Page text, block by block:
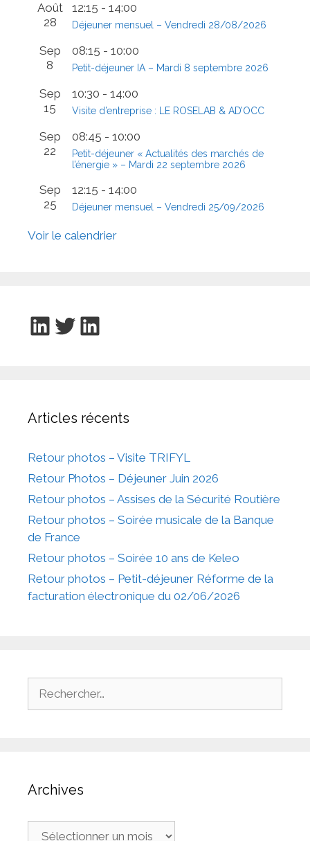
Août
28
12:15 - 14:00
Déjeuner mensuel – Vendredi 28/08/2026
Sep
8
08:15 - 10:00
Petit-déjeuner IA – Mardi 8 septembre 2026
Sep
15
10:30 - 14:00
Visite d’entreprise : LE ROSELAB & AD’OCC
Sep
22
08:45 - 10:00
Petit-déjeuner « Actualités des marchés de
l’énergie » – Mardi 22 septembre 2026
Sep
25
12:15 - 14:00
Déjeuner mensuel – Vendredi 25/09/2026
Voir le calendrier
LinkedIn
Twitter
LinkedIn
Articles récents
Retour photos – Visite TRIFYL
Retour Photos – Déjeuner Juin 2026
Retour photos – Assises de la Sécurité Routière
Retour photos – Soirée musicale de la Banque
de France
Retour photos – Soirée 10 ans de Keleo
Retour photos – Petit-déjeuner Réforme de la
facturation électronique du 02/06/2026
Archives
Archives